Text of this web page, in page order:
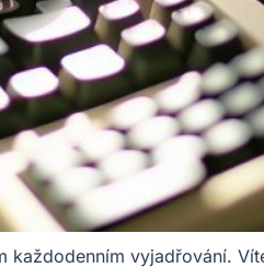
každodenním vyjadřování.